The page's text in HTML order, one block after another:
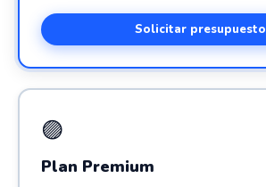
Solicitar presupuesto
🟣
Plan Premium